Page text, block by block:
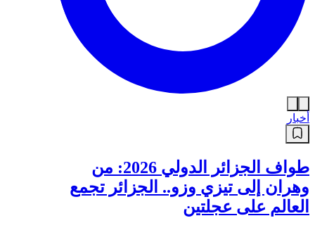
أخبار
طواف الجزائر الدولي 2026: من
وهران إلى تيزي وزو.. الجزائر تجمع
العالم على عجلتين